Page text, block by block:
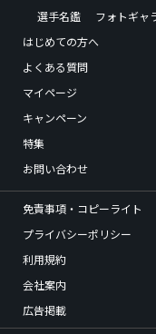
選手名鑑
フォトギャ
はじめての方へ
よくある質問
マイページ
キャンペーン
特集
お問い合わせ
免責事項・コピーライト
プライバシーポリシー
利用規約
会社案内
広告掲載